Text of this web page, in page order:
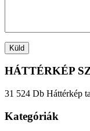
HÁTTÉRKÉP
31 524 Db Háttérkép
Kategóriák